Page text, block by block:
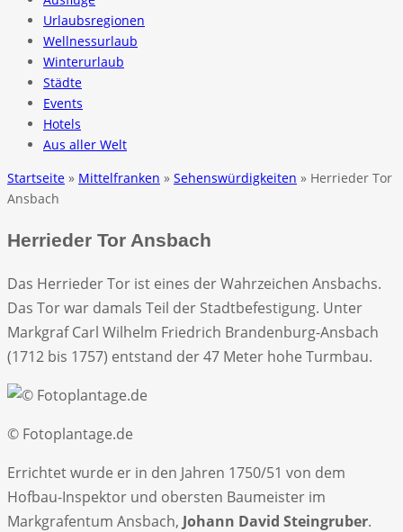
Urlaubsregionen
Wellnessurlaub
Winterurlaub
Städte
Events
Hotels
Aus aller Welt
Startseite » Mittelfranken » Sehenswürdigkeiten » Herrieder Tor
Ansbach
Herrieder Tor Ansbach
Das Herrieder Tor ist eines der Wahrzeichen Ansbachs.
Das Tor war damals Teil der Stadtbefestigung. Unter
Markgraf Carl Wilhelm Friedrich Brandenburg-Ansbach
(1712 bis 1757) entstand der 47 Meter hohe Turmbau.
© Fotoplantage.de
Errichtet wurde er in den Jahren 1750/51 von dem
Hofbau-Inspektor und obersten Baumeister im
Markgrafentum Ansbach, Johann David Steingruber.